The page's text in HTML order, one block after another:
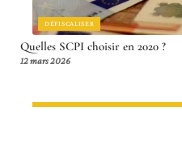
DÉFISCALISER
Quelles SCPI choisir en 2020 ?
12 mars 2026